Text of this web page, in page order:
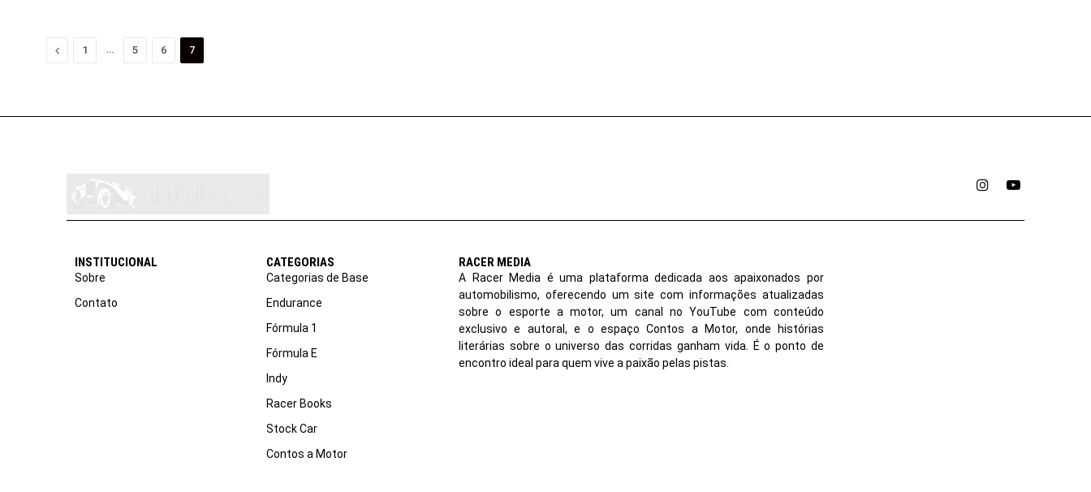
Anterior
1 … 5 6 7
InstagramYouTube
INSTITUCIONAL
Sobre
Contato
CATEGORIAS
Categorias de Base
Endurance
Fórmula 1
Fórmula E
Indy
Racer Books
Stock Car
Contos a Motor
RACER MEDIA
A Racer Media é uma plataforma dedicada aos apaixonados por
automobilismo, oferecendo um site com informações atualizadas
sobre o esporte a motor, um canal no YouTube com conteúdo
exclusivo e autoral, e o espaço Contos a Motor, onde histórias
literárias sobre o universo das corridas ganham vida. É o ponto de
encontro ideal para quem vive a paixão pelas pistas.